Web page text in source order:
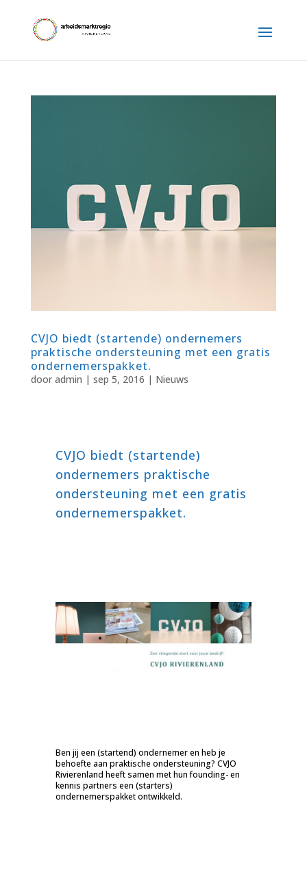
CVJO biedt (startende) ondernemers
praktische ondersteuning met een gratis
ondernemerspakket.
door admin | sep 5, 2016 | Nieuws
CVJO biedt (startende)
ondernemers praktische
ondersteuning met een gratis
ondernemerspakket.
Ben jij een (startend) ondernemer en heb je
behoefte aan praktische ondersteuning? CVJO
Rivierenland heeft samen met hun founding- en
kennis partners een (starters)
ondernemerspakket ontwikkeld.